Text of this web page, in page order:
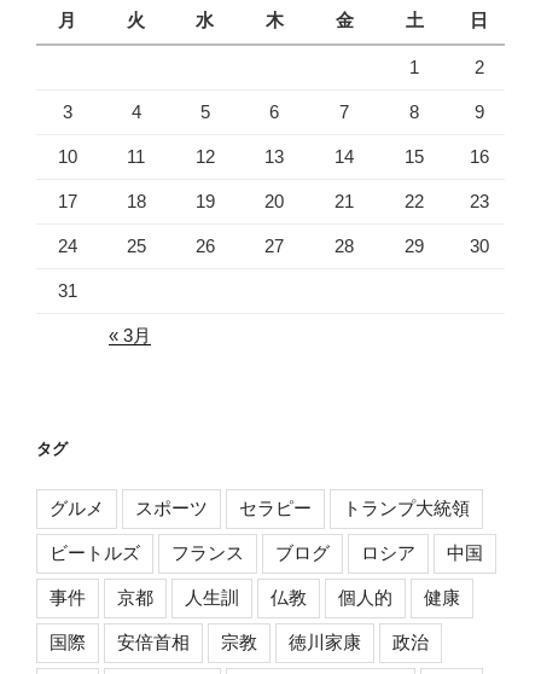
月
火 水 木 金 土 日
1 2
3 4 5 6 7 8 9
10 11 12 13 14 15 16
17 18 19 20 21 22 23
24 25 26 27 28 29 30
31
« 3月
タグ
グルメ スポーツ セラピー トランプ大統領
ビートルズ フランス ブログ ロシア 中国
事件 京都 人生訓 仏教 個人的 健康
国際 安倍首相 宗教 徳川家康 政治